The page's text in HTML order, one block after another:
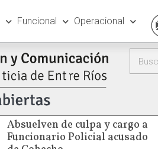
Funcional Operacional
Absuelven de culpa y cargo a
Funcionario Policial acusado